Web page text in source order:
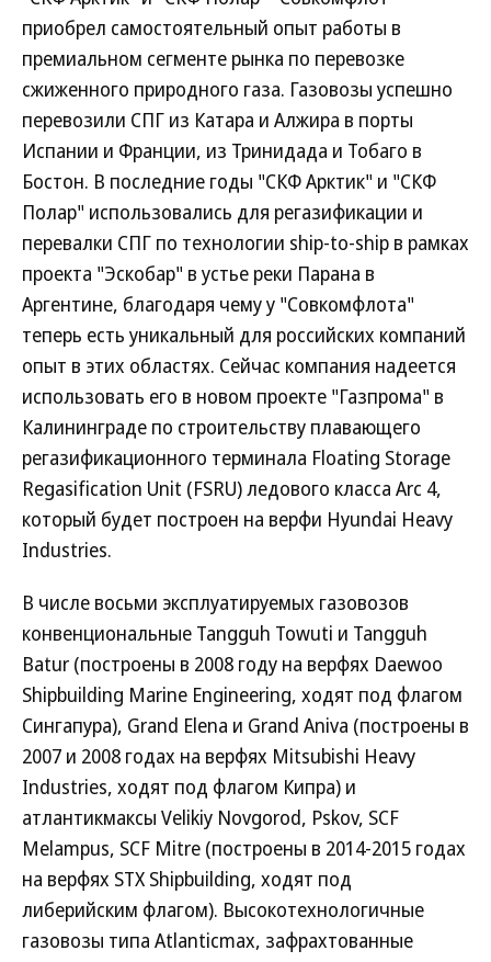
приобрел самостоятельный опыт работы в
премиальном сегменте рынка по перевозке
сжиженного природного газа. Газовозы успешно
перевозили СПГ из Катара и Алжира в порты
Испании и Франции, из Тринидада и Тобаго в
Бостон. В последние годы "СКФ Арктик" и "СКФ
Полар" использовались для регазификации и
перевалки СПГ по технологии ship-to-ship в рамках
проекта "Эскобар" в устье реки Парана в
Аргентине, благодаря чему у "Совкомфлота"
теперь есть уникальный для российских компаний
опыт в этих областях. Сейчас компания надеется
использовать его в новом проекте "Газпрома" в
Калининграде по строительству плавающего
регазификационного терминала Floating Storage
Regasification Unit (FSRU) ледового класса Arc 4,
который будет построен на верфи Hyundai Heavy
Industries.
В числе восьми эксплуатируемых газовозов
конвенциональные Tangguh Towuti и Tangguh
Batur (построены в 2008 году на верфях Daewoo
Shipbuilding Marine Engineering, ходят под флагом
Сингапура), Grand Elena и Grand Aniva (построены в
2007 и 2008 годах на верфях Mitsubishi Heavy
Industries, ходят под флагом Кипра) и
атлантикмаксы Velikiy Novgorod, Pskov, SCF
Melampus, SCF Mitre (построены в 2014-2015 годах
на верфях STX Shipbuilding, ходят под
либерийским флагом). Высокотехнологичные
газовозы типа Atlanticmax, зафрахтованные